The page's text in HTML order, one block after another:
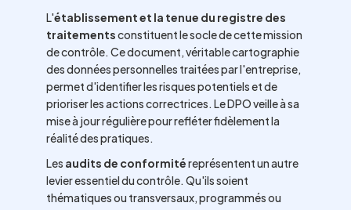
L'établissement et la tenue du registre des
traitementsconstituent le socle de cette mission
de contrôle. Ce document, véritable cartographie
des données personnelles traitées par l'entreprise,
permet d'identifier les risques potentiels et de
prioriser les actions correctrices. Le DPO veille à sa
mise à jour régulière pour refléter fidèlement la
réalité des pratiques.
Les audits de conformitéreprésentent un autre
levier essentiel du contrôle. Qu'ils soient
thématiques ou transversaux, programmés ou